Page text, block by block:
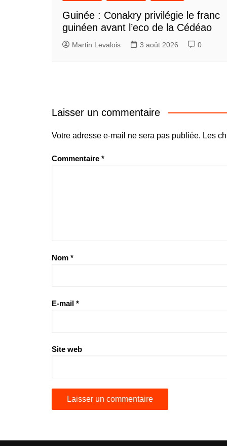
Guinée : Conakry privilégie le franc
guinéen avant l’eco de la Cédéao
Martin Levalois 3 août 2026 0
Laisser un commentaire
Votre adresse e-mail ne sera pas publiée. Les
Commentaire *
Nom *
E-mail *
Site web